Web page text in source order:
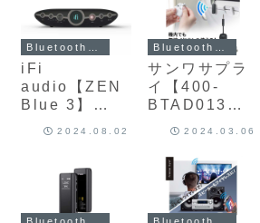
を実現した、
LDAC対応の
超小型
Bluetoothト
ランスミッタ
ー
ゲーム機でも
手軽に使える
高音質ゲーミ
ングDAC
iFi
audio【ZEN
Blue 3】
ックをサポー
Bluetoothト
2024.08.02
サンワサプラ
イ【400-
BTAD013】
のBluetooth
トランスミッ
ター
2024.03.06